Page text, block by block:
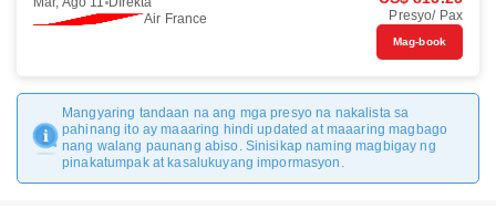
Air France
Presyo/ Pax
Mag-book
Mangyaring tandaan na ang mga presyo na nakalista sa
pahinang ito ay maaaring hindi updated at maaaring magbago
nang walang paunang abiso. Sinisikap naming magbigay ng
pinakatumpak at kasalukuyang impormasyon.